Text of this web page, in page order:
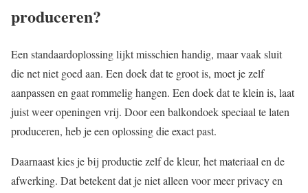
produceren?
Een standaardoplossing lijkt misschien handig, maar vaak sluit
die net niet goed aan. Een doek dat te groot is, moet je zelf
aanpassen en gaat rommelig hangen. Een doek dat te klein is, laat
juist weer openingen vrij. Door een balkondoek speciaal te laten
produceren, heb je een oplossing die exact past.
Daarnaast kies je bij productie zelf de kleur, het materiaal en de
afwerking. Dat betekent dat je niet alleen voor meer privacy en